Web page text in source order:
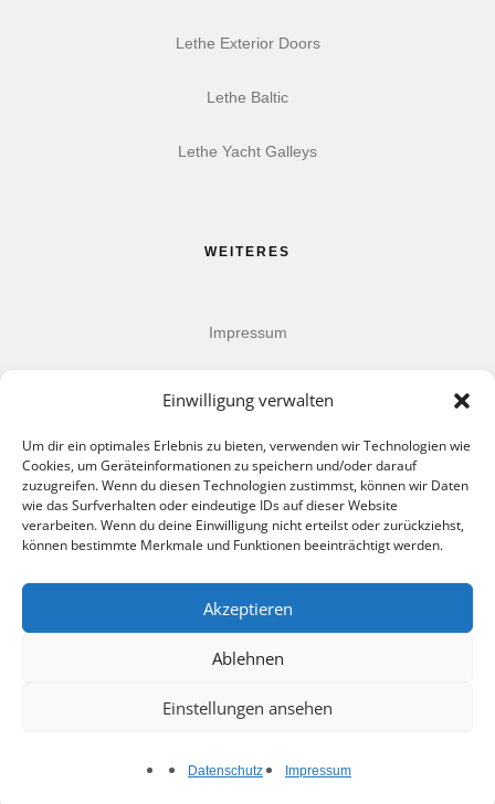
Einwilligung verwalten
Um dir ein optimales Erlebnis zu bieten, verwenden wir Technologien wie
Cookies, um Geräteinformationen zu speichern und/oder darauf
zuzugreifen. Wenn du diesen Technologien zustimmst, können wir Daten
wie das Surfverhalten oder eindeutige IDs auf dieser Website
verarbeiten. Wenn du deine Einwilligung nicht erteilst oder zurückziehst,
können bestimmte Merkmale und Funktionen beeinträchtigt werden.
Akzeptieren
Ablehnen
Einstellungen ansehen
Datenschutz Impressum
Lethe Exterior Doors
Lethe Baltic
Lethe Yacht Galleys
WEITERES
Impressum
AGB
FOLLOW US